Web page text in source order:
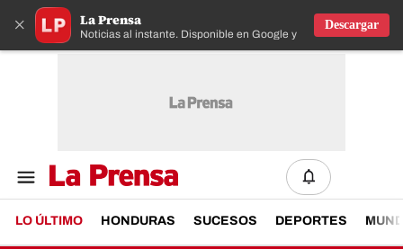
× La Prensa
Noticias al instante. Disponible en Google y IOS
Descargar
LO ÚLTIMO HONDURAS SUCESOS DEPORTES